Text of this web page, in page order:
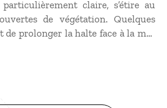
particulièrement claire, s’étire au
de végétation. Quelques
prolonger la halte face à la mer
les reliefs de l’Eubée et, plus